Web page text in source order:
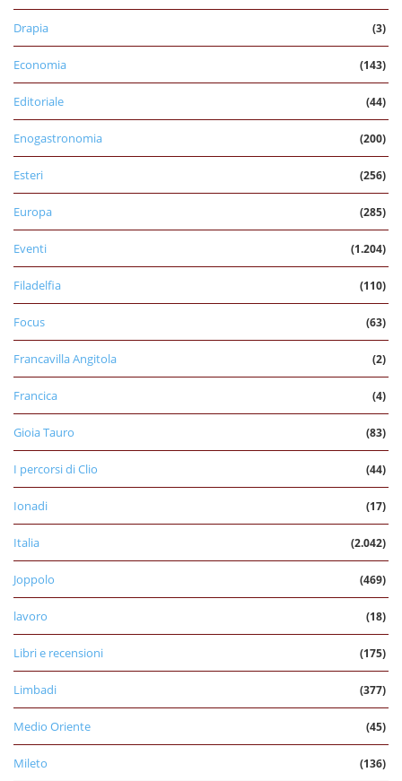
Drapia (3)
Economia (143)
Editoriale (44)
Enogastronomia (200)
Esteri (256)
Europa (285)
Eventi (1.204)
Filadelfia (110)
Focus (63)
Francavilla Angitola (2)
Francica (4)
Gioia Tauro (83)
I percorsi di Clio (44)
Ionadi (17)
Italia (2.042)
Joppolo (469)
lavoro (18)
Libri e recensioni (175)
Limbadi (377)
Medio Oriente (45)
Mileto (136)